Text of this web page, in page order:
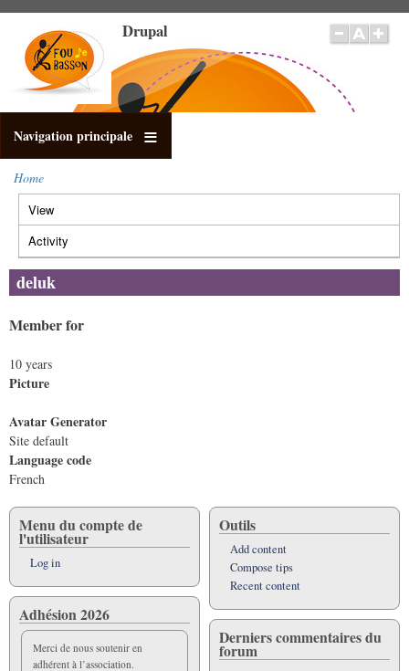
main
content
Drupal
Navigation principale
Breadcrumb
Home
Primary
tabs
View
tab)
Activity
deluk
Member for
10 years
Picture
Avatar Generator
Site default
Language code
French
Menu du compte de
l'utilisateur
Log in
Adhésion 2026
Merci de nous soutenir en
adhérent à l’association.
Outils
Add content
Compose tips
Recent content
Derniers commentaires du
forum